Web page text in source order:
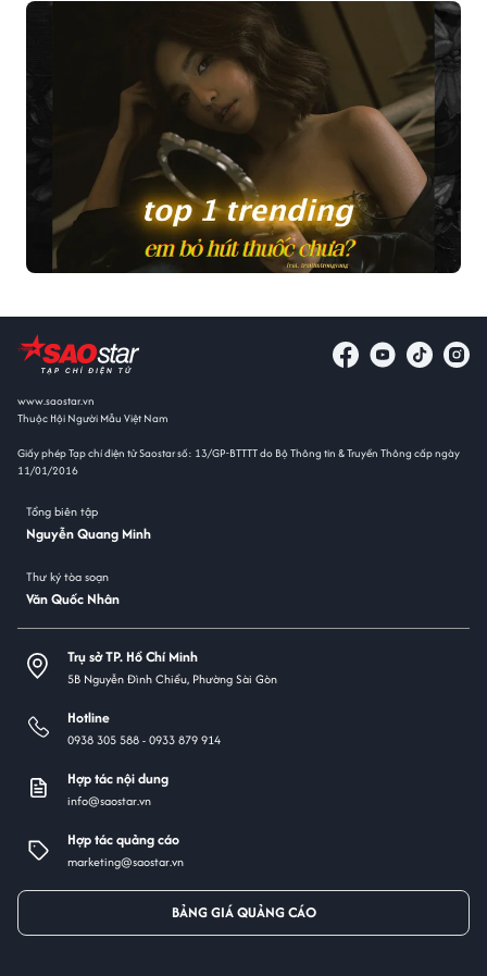
www.saostar.vn
Thuộc Hội Người Mẫu Việt Nam
Giấy phép Tạp chí điện tử Saostar số: 13/GP-BTTTT do Bộ Thông tin & Truyền Thông cấp ngày
11/01/2016
Tổng biên tập
Nguyễn Quang Minh
Thư ký tòa soạn
Văn Quốc Nhân
Trụ sở TP. Hồ Chí Minh
5B Nguyễn Đình Chiểu, Phường Sài Gòn
Hotline
0938 305 588 -0933 879 914
Hợp tác nội dung
info@saostar.vn
Hợp tác quảng cáo
marketing@saostar.vn
BẢNG GIÁ QUẢNG CÁO